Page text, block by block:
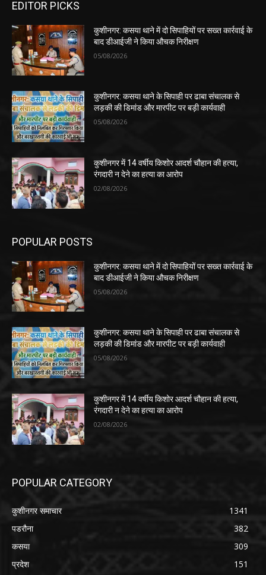
EDITOR PICKS
कुशीनगर: कसया थाने में दो सिपाहियों पर सख्त कार्रवाई के
बाद डीआईजी ने किया औचक निरीक्षण
05/08/2026
कुशीनगर: कसया थाने के सिपाही पर ढाबा संचालक से
लड़की की डिमांड और मारपीट पर बड़ी कार्यवाही
05/08/2026
कुशीनगर में 14 वर्षीय किशोर आदर्श चौहान की हत्या,
रंगदारी न देने का हत्या का आरोप
02/08/2026
POPULAR POSTS
कुशीनगर: कसया थाने में दो सिपाहियों पर सख्त कार्रवाई के
बाद डीआईजी ने किया औचक निरीक्षण
05/08/2026
कुशीनगर: कसया थाने के सिपाही पर ढाबा संचालक से
लड़की की डिमांड और मारपीट पर बड़ी कार्यवाही
05/08/2026
कुशीनगर में 14 वर्षीय किशोर आदर्श चौहान की हत्या,
रंगदारी न देने का हत्या का आरोप
02/08/2026
POPULAR CATEGORY
कुशीनगर समाचार
1341
पडरौना
382
कसया
309
प्रदेश
151